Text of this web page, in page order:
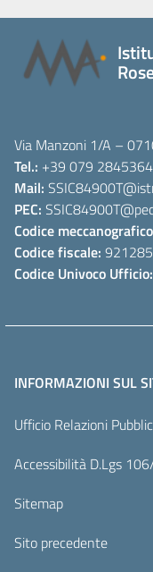
Via Manzoni 1/A –
Tel.: +39 079 2845364
Mail: SSIC84900T
PEC: SSIC84900T
Codice
Codice fiscale:
Codice Univoco Ufficio:
INFORMAZIONI SUL
Ufficio Relazioni
Accessibilità D.Lgs
Sitemap
Sito precedente